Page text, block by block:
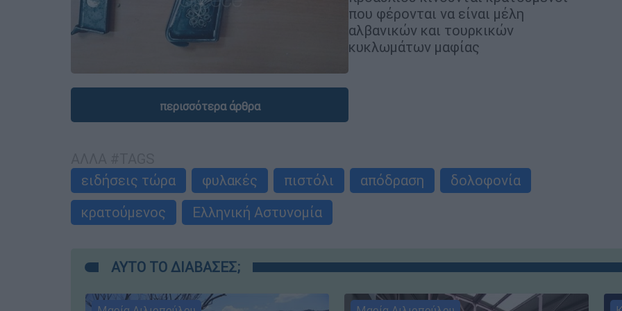
που φέρονται να είναι μέλη
αλβανικών και τουρκικών
κυκλωμάτων μαφίας
περισσότερα άρθρα
ειδήσεις τώρα
φυλακές πιστόλι απόδραση
δολοφονία
κρατούμενος
Ελληνική Αστυνομία
ΑΥΤΟ ΤΟ ΔΙΑΒΑΣΕΣ;